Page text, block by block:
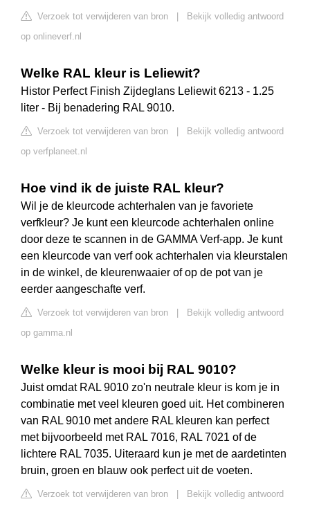
Verzoek tot verwijderen van bron
Bekijk volledig antwoord
op onlineverf.nl
Welke RAL kleur is Leliewit?
Histor Perfect Finish Zijdeglans Leliewit 6213 - 1.25
liter - Bij benadering RAL 9010.
Verzoek tot verwijderen van bron
Bekijk volledig antwoord
op verfplaneet.nl
Hoe vind ik de juiste RAL kleur?
Wil je de kleurcode achterhalen van je favoriete
verfkleur? Je kunt een kleurcode achterhalen online
door deze te scannen in de GAMMA Verf-app. Je kunt
een kleurcode van verf ook achterhalen via kleurstalen
in de winkel, de kleurenwaaier of op de pot van je
eerder aangeschafte verf.
Verzoek tot verwijderen van bron
Bekijk volledig antwoord
op gamma.nl
Welke kleur is mooi bij RAL 9010?
Juist omdat RAL 9010 zo'n neutrale kleur is kom je in
combinatie met veel kleuren goed uit. Het combineren
van RAL 9010 met andere RAL kleuren kan perfect
met bijvoorbeeld met RAL 7016, RAL 7021 of de
lichtere RAL 7035. Uiteraard kun je met de aardetinten
bruin, groen en blauw ook perfect uit de voeten.
Verzoek tot verwijderen van bron
Bekijk volledig antwoord